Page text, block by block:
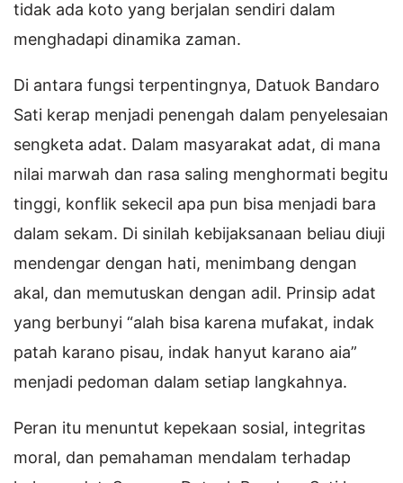
tidak ada koto yang berjalan sendiri dalam
menghadapi dinamika zaman.
Di antara fungsi terpentingnya, Datuok Bandaro
Sati kerap menjadi penengah dalam penyelesaian
sengketa adat. Dalam masyarakat adat, di mana
nilai marwah dan rasa saling menghormati begitu
tinggi, konflik sekecil apa pun bisa menjadi bara
dalam sekam. Di sinilah kebijaksanaan beliau diuji
mendengar dengan hati, menimbang dengan
akal, dan memutuskan dengan adil. Prinsip adat
yang berbunyi “alah bisa karena mufakat, indak
patah karano pisau, indak hanyut karano aia”
menjadi pedoman dalam setiap langkahnya.
Peran itu menuntut kepekaan sosial, integritas
moral, dan pemahaman mendalam terhadap